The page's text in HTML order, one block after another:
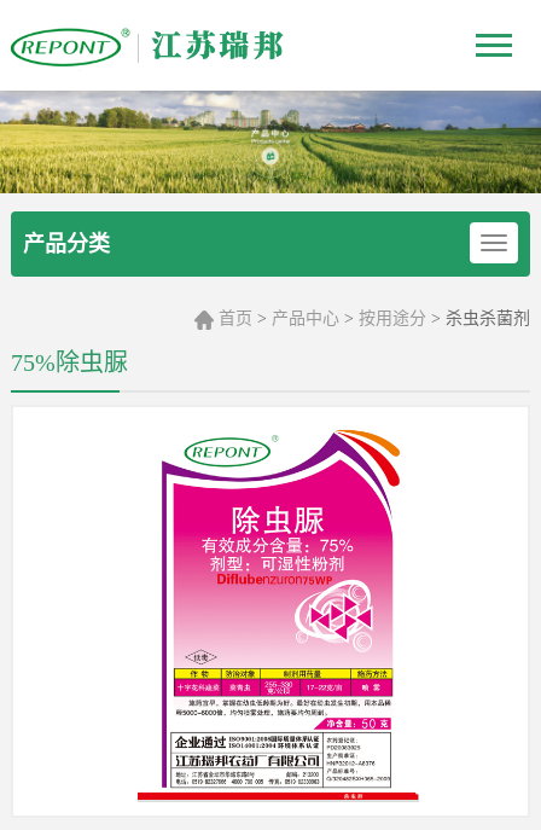
产品分类
首页 > 产品中心 >按用途分 >杀虫杀菌剂
75%除虫脲